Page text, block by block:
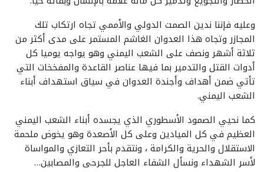
وعليه فإننا ندين الصمت الدولي والأممي تجاه ارتكاب تلك
المجازر وتجاه هذا العدوان الغاشم المستمر على مدى أكثر من
ثلاثة أشهر ونصف على الشعب اليمني وهو يواجه يوميا كل
أدوات القتل والتدمير بما فيها عناصر القاعدة والمفخخات التي
تأتي ضمن أهداف وأجندة العدوان في سياق استهداف أبناء
الشعب اليمني.
كما نحيي الصمود الأسطوري الذي يجسده أبناء الشعب اليمني
العظيم في كل الميادين وعلى كل الأصعدة وهو يخوض ملحمة
الاستقلال والحرية والكرامة ، ونتقدم بأحر التعازي والمواساة
لأسر الشهداء ونسأل الشفاء العاجل للجرحى والمصابين…